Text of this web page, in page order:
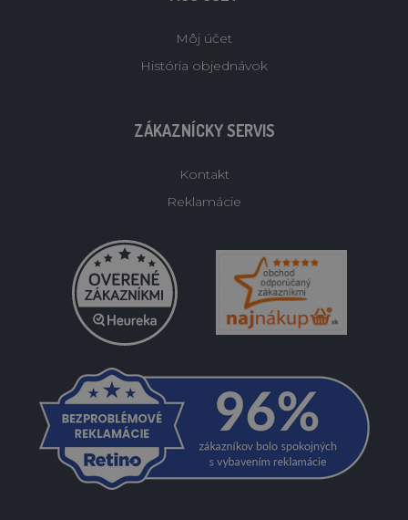
Môj účet
História objednávok
ZÁKAZNÍCKY SERVIS
Kontakt
Reklamácie